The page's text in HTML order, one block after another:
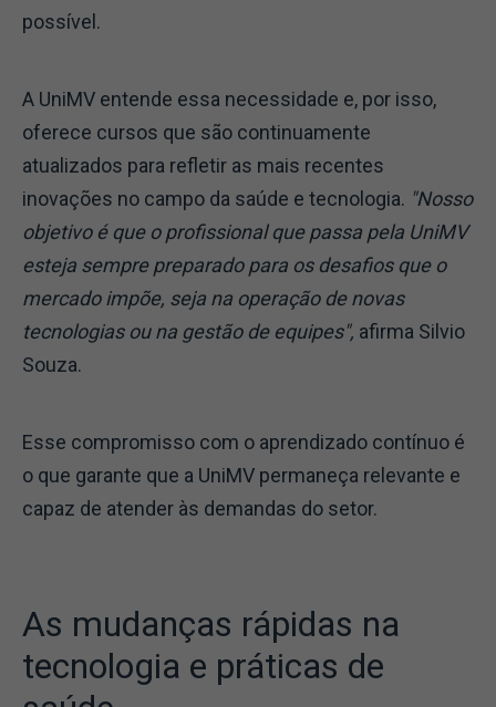
possível.
A UniMV entende essa necessidade e, por isso,
oferece cursos que são continuamente
atualizados para refletir as mais recentes
inovações no campo da saúde e tecnologia. "Nosso
objetivo é que o profissional que passa pela UniMV
esteja sempre preparado para os desafios que o
mercado impõe, seja na operação de novas
tecnologias ou na gestão de equipes", afirma Silvio
Souza.
Esse compromisso com o aprendizado contínuo é
o que garante que a UniMV permaneça relevante e
capaz de atender às demandas do setor.
As mudanças rápidas na
tecnologia e práticas de